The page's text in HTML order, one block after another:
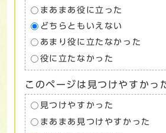
まあまあ役に立った
どちらともいえない
あまり役に立たなかった
役に立たなかった
このページは見つけやすかっ
見つけやすかった
まあまあ見つけやすかった